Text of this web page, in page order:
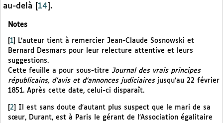
au-delà
14 .
Notes
1
L’auteur tient à remercier Jean-Claude Sosnowski et
Bernard Desmars pour leur relecture attentive et leurs
suggestions.
Cette feuille a pour sous-titre Journal des vrais principes
républicains, d’avis et d’annonces judiciairesjusqu’au 22 février
1851. Après cette date, celui-ci disparaît.
2
Il est sans doute d’autant plus suspect que le mari de sa
sœur, Durant, est à Paris le gérant de l’Association égalitaire